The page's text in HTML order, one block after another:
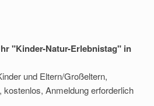
"Kinder-Natur-Erlebnistag" in
und Eltern/Großeltern,
kostenlos, Anmeldung erforderlich